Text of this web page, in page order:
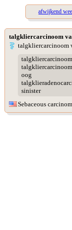
afwijkend
talgkliercarcinoom
talgkliercarcinoom
oog
sinister
Sebaceous